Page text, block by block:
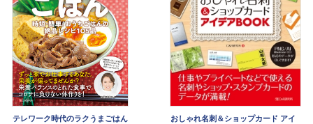
テレワーク時代のラクうまごはん
おしゃれ名刺＆ショップカード アイ